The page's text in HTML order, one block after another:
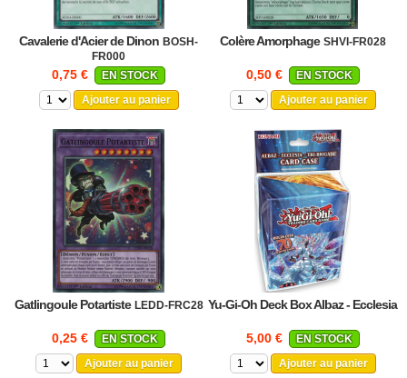
Cavalerie d'Acier de Dinon BOSH-
FR000
0,75 €
EN STOCK
Ajouter au panier
Colère Amorphage SHVI-FR028
0,50 €
EN STOCK
Ajouter au panier
Gatlingoule Potartiste LEDD-FRC28
0,25 €
EN STOCK
Ajouter au panier
Yu-Gi-Oh Deck Box Albaz - Ecclesia
5,00 €
EN STOCK
Ajouter au panier